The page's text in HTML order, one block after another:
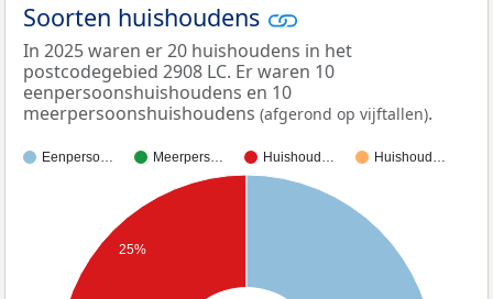
Soorten huishoudens
In 2025 waren er 20 huishoudens in het
postcodegebied 2908 LC. Er waren 10
eenpersoonshuishoudens en 10
meerpersoonshuishoudens (afgerond op vijftallen).
Eenperso… Meerpers… Huishoud… Huishoud…
25%